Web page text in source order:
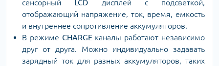
сенсорный LCD дисплей с подсветкой,
отображающий напряжение, ток, время, емкость
и внутреннее сопротивление аккумуляторов.
В режиме CHARGEканалы работают независимо
друг от друга. Можно индивидуально задавать
зарядный ток для разных аккумуляторов, таких